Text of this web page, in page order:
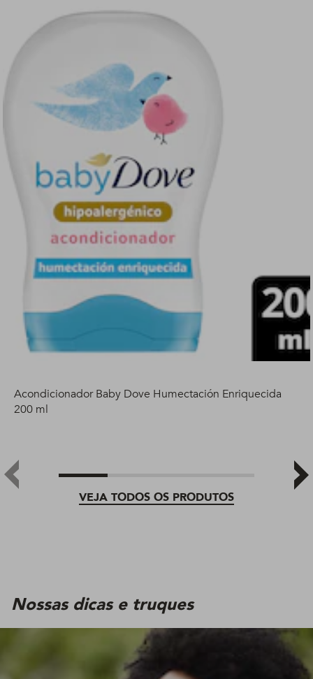
VEJA TODOS OS PRODUTOS
Acondicionador Baby Dove Humectación Enriquecida
200 ml
Nossas dicas e truques